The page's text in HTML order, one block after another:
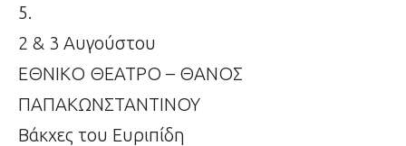
5.
2 & 3 Αυγούστου
ΕΘΝΙΚΟ ΘΕΑΤΡΟ – ΘΑΝΟΣ
ΠΑΠΑΚΩΝΣΤΑΝΤΙΝΟΥ
Βάκχες του Ευριπίδη